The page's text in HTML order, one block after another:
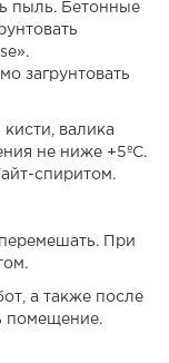
пыль. Бетонные
загрунтовать
валика
не ниже +5ºС.
спиритом.
При
а также после
помещение.